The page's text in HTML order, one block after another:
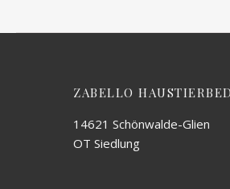
ZABELLO
14621 Schönwalde-Glien
OT Siedlung